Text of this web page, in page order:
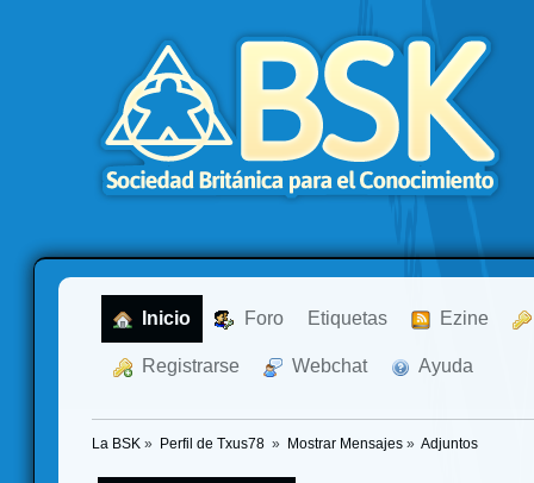
Inicio Foro Etiquetas Ezine
Registrarse Webchat Ayuda
La BSK » Perfil de Txus78 » Mostrar Mensajes» Adjuntos